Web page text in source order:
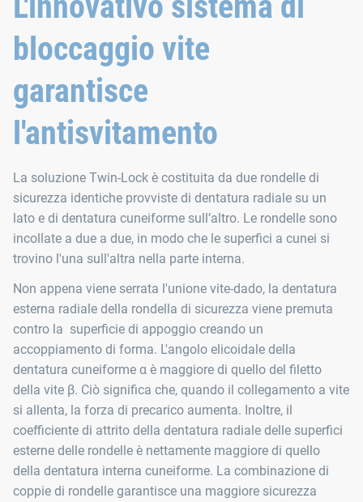
bloccaggio vite
garantisce
l'antisvitamento
La soluzione Twin-Lock è costituita da due rondelle di
sicurezza identiche provviste di dentatura radiale su un
lato e di dentatura cuneiforme sull’altro. Le rondelle sono
incollate a due a due, in modo che le superfici a cunei si
trovino l'una sull'altra nella parte interna.
Non appena viene serrata l'unione vite-dado, la dentatura
esterna radiale della rondella di sicurezza viene premuta
contro la superficie di appoggio creando un
accoppiamento di forma. L'angolo elicoidale della
dentatura cuneiforme α è maggiore di quello del filetto
della vite β. Ciò significa che, quando il collegamento a vite
si allenta, la forza di precarico aumenta. Inoltre, il
coefficiente di attrito della dentatura radiale delle superfici
esterne delle rondelle è nettamente maggiore di quello
della dentatura interna cuneiforme. La combinazione di
coppie di rondelle garantisce una maggiore sicurezza